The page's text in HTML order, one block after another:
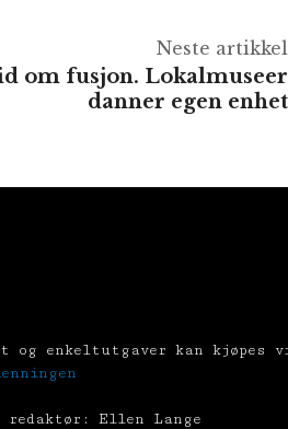
Neste artikkel
om fusjon. Lokalmuseer
danner egen enhet
og enkeltutgaver kan kjøpes
redaktør: Ellen Lange